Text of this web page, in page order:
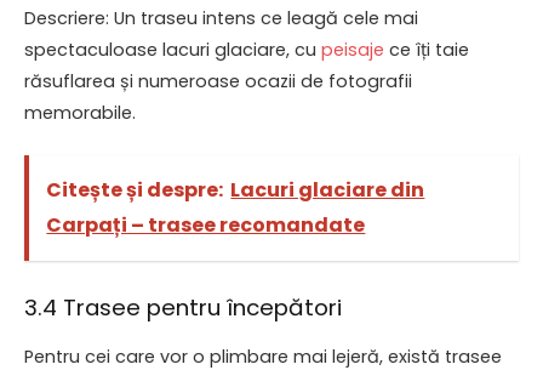
Descriere: Un traseu intens ce leagă cele mai
spectaculoase lacuri glaciare, cu peisaje ce îți taie
răsuflarea și numeroase ocazii de fotografii
memorabile.
Citește și despre: Lacuri glaciare din
Carpați – trasee recomandate
3.4 Trasee pentru începători
Pentru cei care vor o plimbare mai lejeră, există trasee